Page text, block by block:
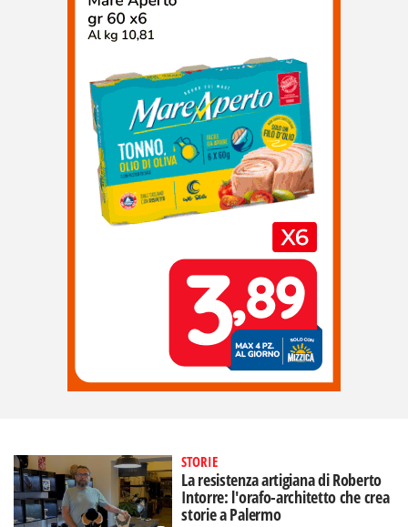
STORIE
La resistenza artigiana di Roberto
Intorre: l'orafo-architetto che crea
storie a Palermo